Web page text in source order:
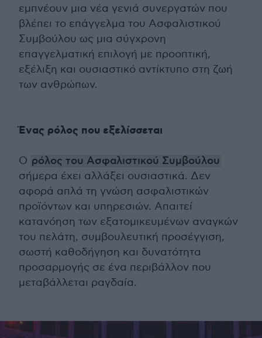
εμπνέουν μια νέα γενιά συνεργατών που
βλέπει το επάγγελμα του Ασφαλιστικού
Συμβούλου ως μια σύγχρονη
επαγγελματική επιλογή με προοπτική,
εξέλιξη και ουσιαστικό αντίκτυπο στη ζωή
των ανθρώπων.
Ένας ρόλος που εξελίσσεται
Ο ρόλος του Ασφαλιστικού Συμβούλου
σήμερα έχει αλλάξει ουσιαστικά. Δεν
αφορά απλά τη γνώση ασφαλιστικών
προϊόντων και υπηρεσιών. Απαιτεί
κατανόηση των εξατομικευμένων αναγκών
του πελάτη, συμβουλευτική προσέγγιση,
σωστή καθοδήγηση και δυνατότητα
προσαρμογής σε ένα περιβάλλον που
μεταβάλλεται ραγδαία.